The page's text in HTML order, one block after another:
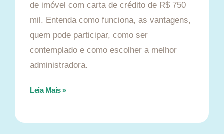
de imóvel com carta de crédito de R$ 750
mil. Entenda como funciona, as vantagens,
quem pode participar, como ser
contemplado e como escolher a melhor
administradora.
Leia Mais »